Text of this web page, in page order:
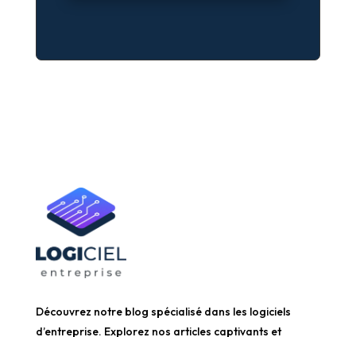
Découvrez notre blog spécialisé dans les logiciels
d’entreprise. Explorez nos articles captivants et